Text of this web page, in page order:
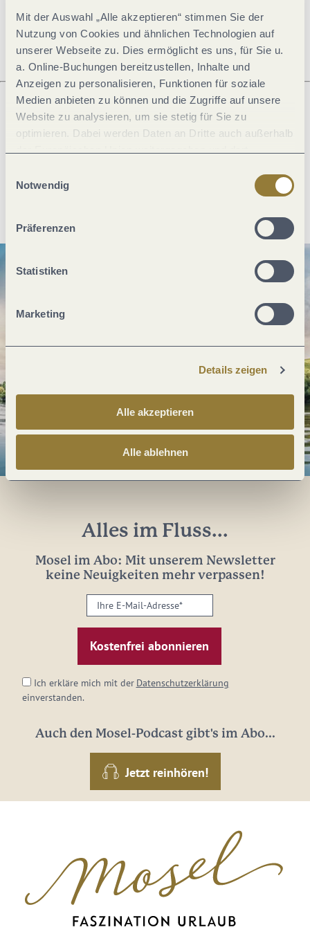
Mit der Auswahl „Alle akzeptieren“ stimmen Sie der
Nutzung von Cookies und ähnlichen Technologien auf
unserer Webseite zu. Dies ermöglicht es uns, für Sie u.
a. Online-Buchungen bereitzustellen, Inhalte und
Anzeigen zu personalisieren, Funktionen für soziale
Medien anbieten zu können und die Zugriffe auf unsere
Website zu analysieren, um sie stetig für Sie zu
optimieren. Dabei werden Daten an Dritte auch außerhalb
jederzeit widerrufen werden. Mit der Auswahl "Alle
ablehnen" kann es zu Beeinträchtigungen in der Nutzung
Notwendig
Präferenzen
Statistiken
Marketing
Details zeigen
Alle akzeptieren
Alle ablehnen
Öffnungszeiten
Was möchtest du als nächstes tun?
PDF erzeugen
Alles im Fluss...
Mosel im Abo: Mit unserem Newsletter
keine Neuigkeiten mehr verpassen!
Ihre
E-
Mail-
Adresse:
Ich erkläre mich mit der Datenschutzerklärung
einverstanden.
Auch den Mosel-Podcast gibt's im Abo...
Jetzt reinhören!